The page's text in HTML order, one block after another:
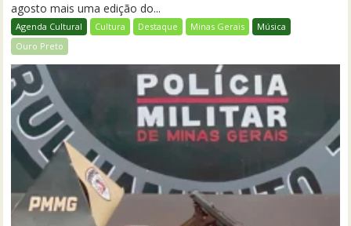
agosto mais uma edição do...
Agenda Cultural Cultura Destaque Minas Gerais
Música
Ouro Preto